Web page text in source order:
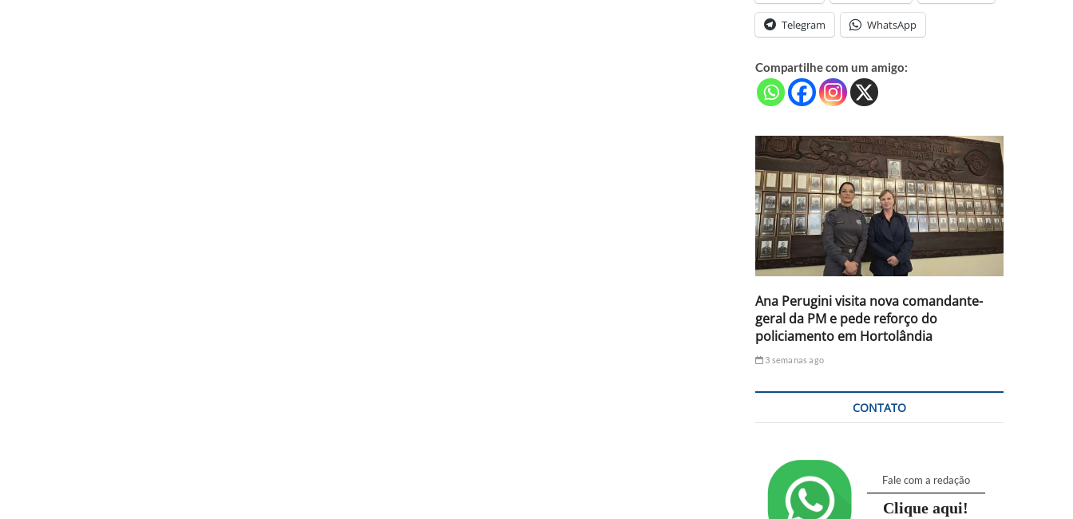
Telegram WhatsApp
Compartilhe com um amigo:
Ana Perugini visita nova comandante-
geral da PM e pede reforço do
policiamento em Hortolândia
3 semanas ago
CONTATO
Fale com a redação
Clique aqui!